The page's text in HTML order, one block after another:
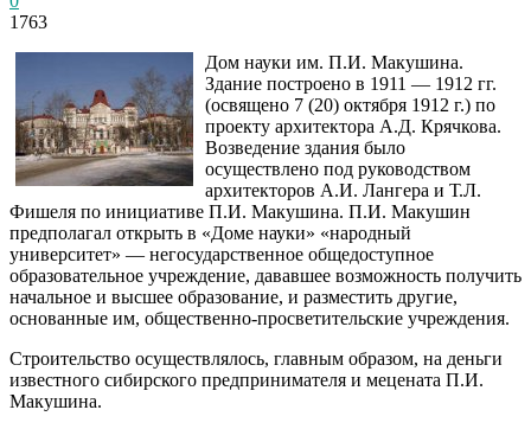
1763
Дом науки им. П.И. Макушина.
Здание построено в 1911 — 1912 гг.
(освящено 7 (20) октября 1912 г.) по
проекту архитектора А.Д. Крячкова.
Возведение здания было
осуществлено под руководством
архитекторов А.И. Лангера и Т.Л.
Фишеля по инициативе П.И. Макушина. П.И. Макушин
предполагал открыть в «Доме науки» «народный
университет» — негосударственное общедоступное
образовательное учреждение, дававшее возможность получить
начальное и высшее образование, и разместить другие,
основанные им, общественно-просветительские учреждения.
Строительство осуществлялось, главным образом, на деньги
известного сибирского предпринимателя и мецената П.И.
Макушина.